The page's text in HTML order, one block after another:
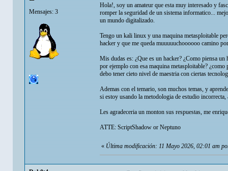
Mensajes: 3
Hola!, soy un amateur que esta muy interesado y
romper la seguridad de un sistema informatico...
un mundo digitalizado.
Tengo un kali linux y una maquina metasploitable
hacker y que me queda muuuuuchoooooo camino
Mis dudas es: ¿Que es un hacker? ¿Como piensa
por ejemplo con esa maquina metasploitable?
debo tener cieto nivel de maestria con ciertas
Ademas con el temario, son muchos temas, y
si estoy usando la metodologia de estudio incorrecta,
Les agradeceria un monton sus respuestas, me
ATTE: ScriptShadow or Neptuno
«Última modificación: 11 Mayo 2026, 02:01 am